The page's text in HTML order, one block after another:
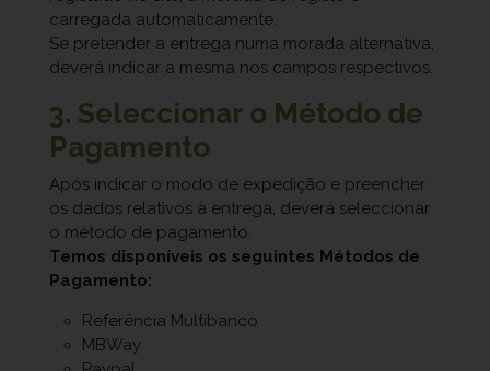
carregada automaticamente.
Se pretender a entrega numa morada alternativa,
deverá indicar a mesma nos campos respectivos.
3. Seleccionar o Método de
Pagamento
Após indicar o modo de expedição e preencher
os dados relativos à entrega, deverá seleccionar
o método de pagamento.
Temos disponíveis os seguintes Métodos de
Pagamento:
Referência Multibanco
MBWay